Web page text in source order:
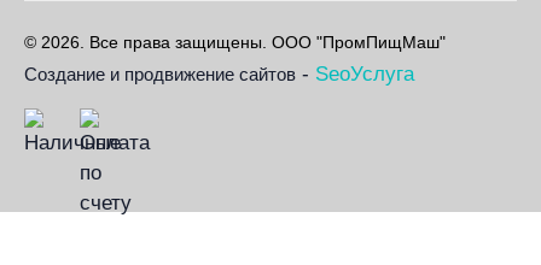
© 2026. Все права защищены. ООО "ПромПищМаш"
Создание и продвижение сайтов - SeoУслуга